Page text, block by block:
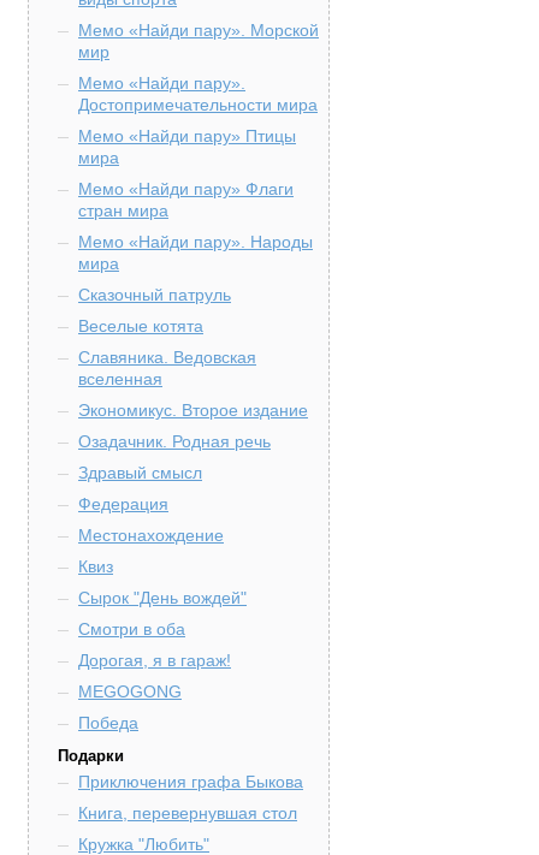
Мемо «Найди пару». Морской
мир
Мемо «Найди пару».
Достопримечательности мира
Мемо «Найди пару» Птицы
мира
Мемо «Найди пару» Флаги
стран мира
Мемо «Найди пару». Народы
мира
Сказочный патруль
Веселые котята
Славяника. Ведовская
вселенная
Экономикус. Второе издание
Озадачник. Родная речь
Здравый смысл
Федерация
Местонахождение
Квиз
Сырок "День вождей"
Смотри в оба
Дорогая, я в гараж!
MEGOGONG
Победа
Подарки
Приключения графа Быкова
Книга, перевернувшая стол
Кружка "Любить"